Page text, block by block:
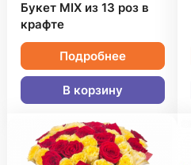
Букет MIX из 13 роз в
крафте
Подробнее
В корзину